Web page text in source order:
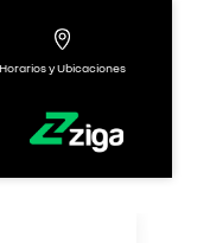
Horarios y Ubicaciones